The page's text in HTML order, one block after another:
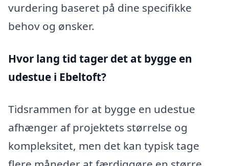
vurdering baseret på dine specifikke
behov og ønsker.
Hvor lang tid tager det at bygge en
udestue i Ebeltoft?
Tidsrammen for at bygge en udestue
afhænger af projektets størrelse og
kompleksitet, men det kan typisk tage